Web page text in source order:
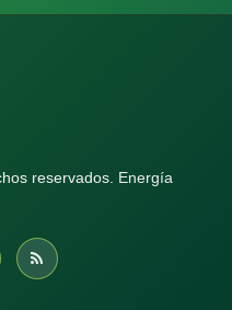
reservados. Energía